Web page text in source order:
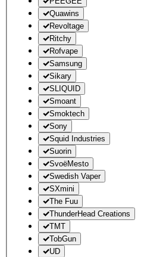
Quawins
Revoltage
Ritchy
Rofvape
Samsung
Sikary
SLIQUID
Smoant
Smoktech
Sony
Squid Industries
Suorin
SvoëMesto
Swedish Vaper
SXmini
The Fuu
ThunderHead Creations
TMT
TobGun
UD